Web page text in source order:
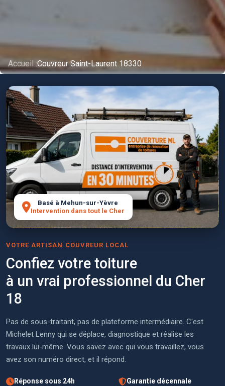
Accueil :Couvreur Saint-Laurent 18330
Basé à Mehun-sur-Yèvre
Intervention dans tout le Cher
VOTRE ARTISAN COUVREUR LOCAL
Confiez votre toiture
à un vrai professionnel du Cher
18
Pas de sous-traitant, pas de plateforme intermédiaire. C'est
Michelet Lenny qui se déplace, diagnostique et réalise les
travaux lui-même. Vous savez avec qui vous travaillez, vous
avez son numéro direct, et il répond.
Réponse sous 24h Garantie décennale